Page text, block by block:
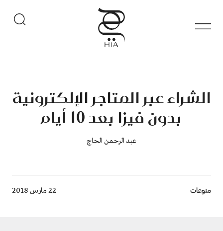
الشراء عبر المتاجر الإلكترونية
بدون فيزا بعد 10 أيام
عبد الرحمن الحاج
Breadcrumb
منوعات